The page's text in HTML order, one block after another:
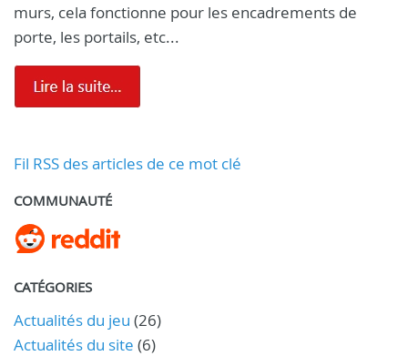
murs, cela fonctionne pour les encadrements de
porte, les portails, etc...
Fil RSS des articles de ce mot clé
COMMUNAUTÉ
CATÉGORIES
Actualités du jeu (26)
Actualités du site (6)